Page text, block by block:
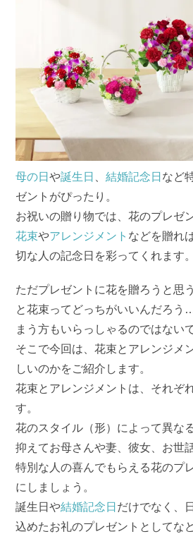
母の日や誕生日 、結婚記念日 など
ゼントがぴったり。
お祝いの贈り物では、花のプレゼ
花束やアレンジメント などを贈れ
切な人の記念日を彩ってくれます。
ただプレゼントに花を贈ろうと思
と花束ってどっちがいいんだろ
まう方もいらっしゃるのではない
そこで今回は、花束とアレンジメ
しいのかをご紹介します。
花束とアレンジメントは、それぞ
す。
花のスタイル（形）によって異な
抑えてお母さんや妻、彼女、お世
特別な人の喜んでもらえる花のプ
にしましょう。
誕生日や結婚記念日 だけでなく、
込めたお礼のプレゼントとしてな